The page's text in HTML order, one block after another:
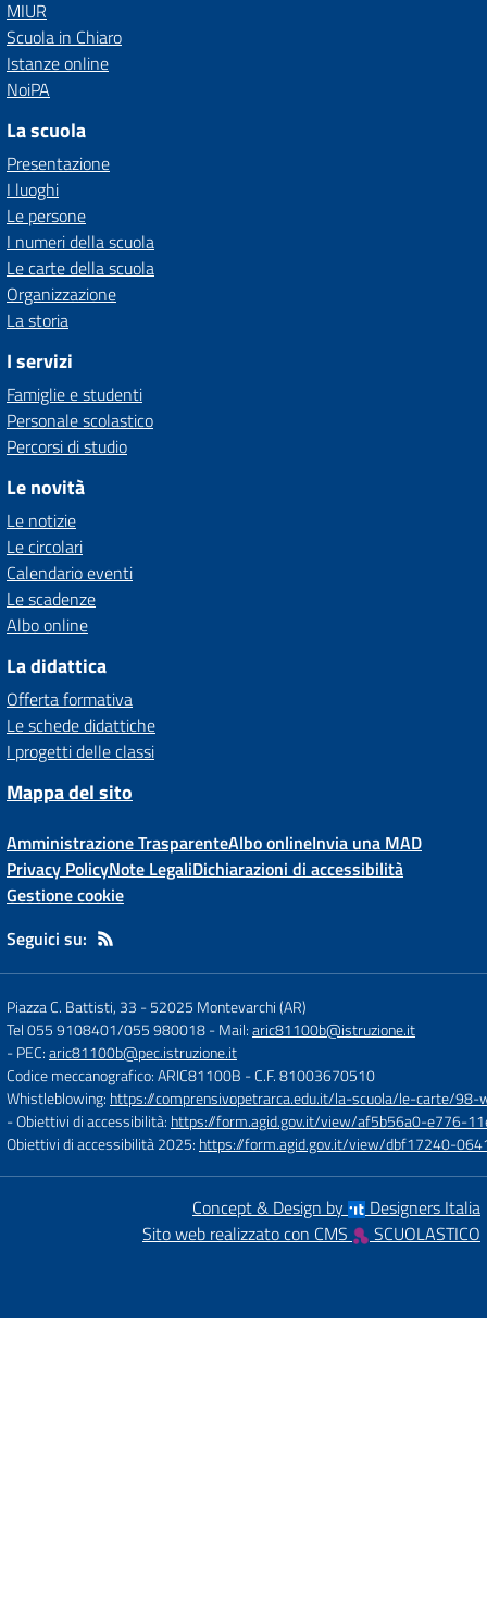
MIUR
Scuola in Chiaro
Istanze online
NoiPA
La scuola
Presentazione
I luoghi
Le persone
I numeri della scuola
Le carte della scuola
Organizzazione
La storia
I servizi
Famiglie e studenti
Personale scolastico
Percorsi di studio
Le novità
Le notizie
Le circolari
Calendario eventi
Le scadenze
Albo online
La didattica
Offerta formativa
Le schede didattiche
I progetti delle classi
Mappa del sito
Amministrazione TrasparenteAlbo onlineInvia una MAD
Privacy PolicyNote LegaliDichiarazioni di accessibilità
Gestione cookie
Seguici su:
Piazza C. Battisti, 33 -52025 Montevarchi (AR)
Tel 055 9108401/055 980018- Mail:aric81100b@istruzione.it
- PEC:aric81100b@pec.istruzione.it
Codice meccanografico: ARIC81100B - C.F. 81003670510
Whistleblowing: https://comprensivopetrarca.edu.it/la-scuola/le-carte/98-
- Obiettivi di accessibilità: https://form.agid.gov.it/view/af5b56a0-e776-
Obiettivi di accessibilità 2025: https://form.agid.gov.it/view/dbf17240-
Concept & Design by
Designers Italia
Sito web realizzato con CMS
SCUOLASTICO